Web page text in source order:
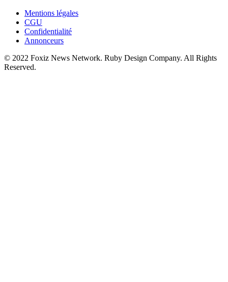
Mentions légales
CGU
Confidentialité
Annonceurs
© 2022 Foxiz News Network. Ruby Design Company. All Rights
Reserved.